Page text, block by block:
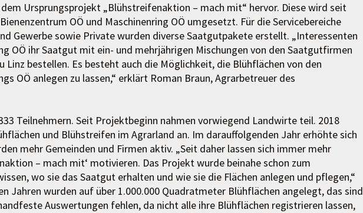
Ursprungsprojekt „Blühstreifenaktion – mach mit“ hervor. Diese wird seit
OÖ und Maschinenring OÖ umgesetzt. Für die Servicebereiche
Gewerbe sowie Private wurden diverse Saatgutpakete erstellt. „Interessenten
OÖ ihr Saatgut mit ein- und mehrjährigen Mischungen von den Saatgutfirmen
Linz bestellen. Es besteht auch die Möglichkeit, die Blühflächen von den
OÖ anlegen zu lassen,“ erklärt Roman Braun, Agrarbetreuer des
Teilnehmern. Seit Projektbeginn nahmen vorwiegend Landwirte teil. 2018
und Blühstreifen im Agrarland an. Im darauffolgenden Jahr erhöhte sich
mehr Gemeinden und Firmen aktiv. „Seit daher lassen sich immer mehr
– mach mit‘ motivieren. Das Projekt wurde beinahe schon zum
wo sie das Saatgut erhalten und wie sie die Flächen anlegen und pflegen,“
Jahren wurden auf über 1.000.000 Quadratmeter Blühflächen angelegt, das sind
Auswertungen fehlen, da nicht alle ihre Blühflächen registrieren lassen,